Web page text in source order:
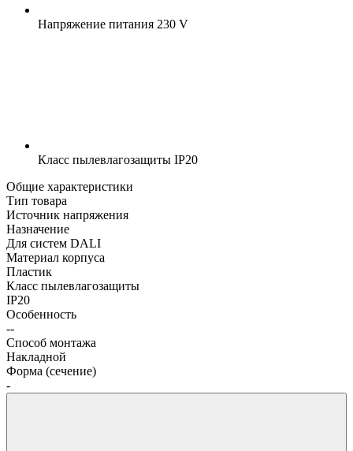
Напряжение питания 230 V
Класс пылевлагозащиты IP20
Общие характеристики
Тип товара
Источник напряжения
Назначение
Для систем DALI
Материал корпуса
Пластик
Класс пылевлагозащиты
IP20
Особенность
--
Способ монтажа
Накладной
Форма (сечение)
-